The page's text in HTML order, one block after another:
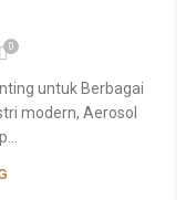
0
untuk Berbagai
modern, Aerosol